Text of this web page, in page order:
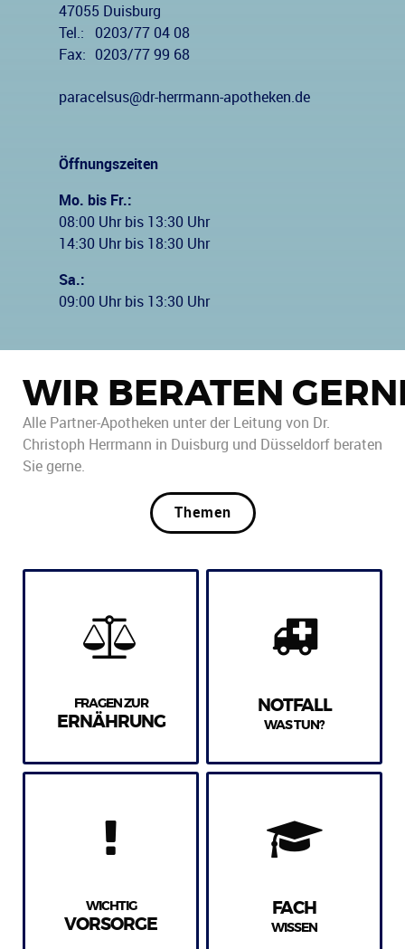
47055 Duisburg
Tel.:
0203/77 04 08
Fax:
0203/77 99 68
paracelsus@dr-herrmann-apotheken.de
Öffnungszeiten
Mo. bis Fr.:
08:00 Uhr bis 13:30 Uhr
14:30 Uhr bis 18:30 Uhr
Sa.:
09:00 Uhr bis 13:30 Uhr
WIR BERATEN
Alle Partner-Apotheken unter der Leitung von Dr.
Christoph Herrmann in Duisburg und Düsseldorf beraten
Sie gerne.
Themen
FRAGEN ZUR
ERNÄHRUNG
NOTFALL
WAS TUN?
WICHTIG
VORSORGE
FACH
WISSEN